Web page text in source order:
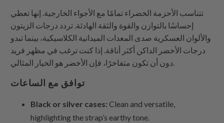
تتناسب الأحزمة الخضراء تمامًا مع الأجواء الخارجية. إنها تعطي
إحساسًا بالتوازن والقوة والثقة الهادئة. تردد درجات الزيتون
والألوان العسكرية صدى المعدات الميدانية الكلاسيكية، بينما تبدو
درجات الأخضر الداكن أكثر أناقة. إذا كنت ترغب في مظهر فريد
دون أن تكون متفاخرًا، فإن الأخضر هو الخيار المثالي.
توافق مع الساعات
Black or silver cases: Clean and versatile,
highlighting the strap’s earthy tone.